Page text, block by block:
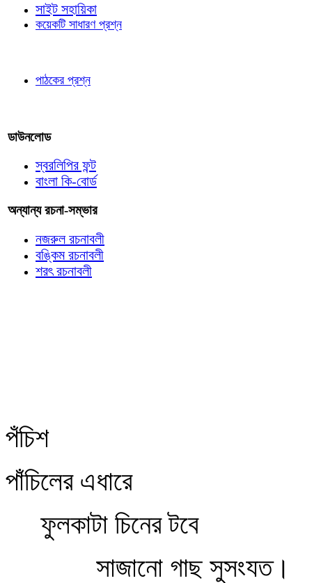
সাইট সহায়িকা
কয়েকটি সাধারণ প্রশ্ন
পাঠকের প্রশ্ন
ডাউনলোড
স্বরলিপির ফন্ট
বাংলা কি-বোর্ড
অন্যান্য রচনা-সম্ভার
নজরুল রচনাবলী
বঙ্কিম রচনাবলী
শরৎ রচনাবলী
পঁচিশ
পাঁচিলের এধারে
ফুলকাটা চিনের টবে
সাজানো গাছ সুসংযত।